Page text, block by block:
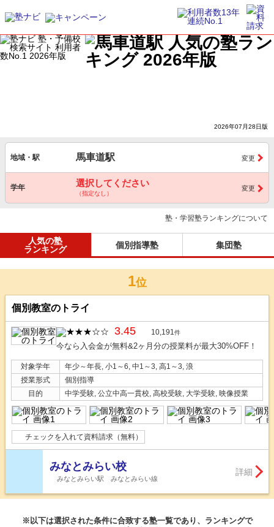
2026年07月28日版
地域・駅 馬車道駅 変更
学年 選択してください
（指定なし）
変更
塾・学習塾ランキングについて
人気の塾
ランキング
個別指導塾 集団塾
1位
個別教室のトライ
3.45 10,191件
今なら入会金が無料&2ヶ月分の授業料が最大30%OFF！
対象学年
年少～年長, 小1～6, 中1～3, 高1～3, 浪
授業形式
個別指導
目的
中学受験, 公立中高一貫校, 高校受験, 大学受験, 映像授業
チェックを入れて資料請求（無料）
みなとみらい校
みなとみらい駅 みなとみらい線
詳細
※以下は選択された条件に合致する塾一覧であり、ランキングで